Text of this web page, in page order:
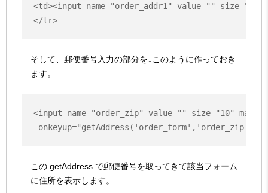
<td><input name="order_addr1" value="" size="40"
そして、郵便番号入力の部分を↓このように作っておき
ます。
<input name="order_zip" value="" size="10"
この getAddress で郵便番号を取ってきて該当フォーム
に住所を表示します。